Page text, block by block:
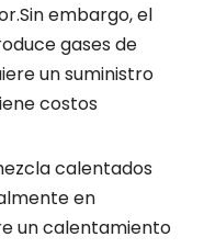
embargo, el
gases de
un suministro
costos
calentados
en
un calentamiento